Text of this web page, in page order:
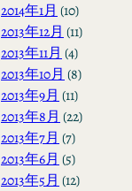
2014年1月 (10)
2013年12月 (11)
2013年11月 (4)
2013年10月 (8)
2013年9月 (11)
2013年8月 (22)
2013年7月 (7)
2013年6月 (5)
2013年5月 (12)